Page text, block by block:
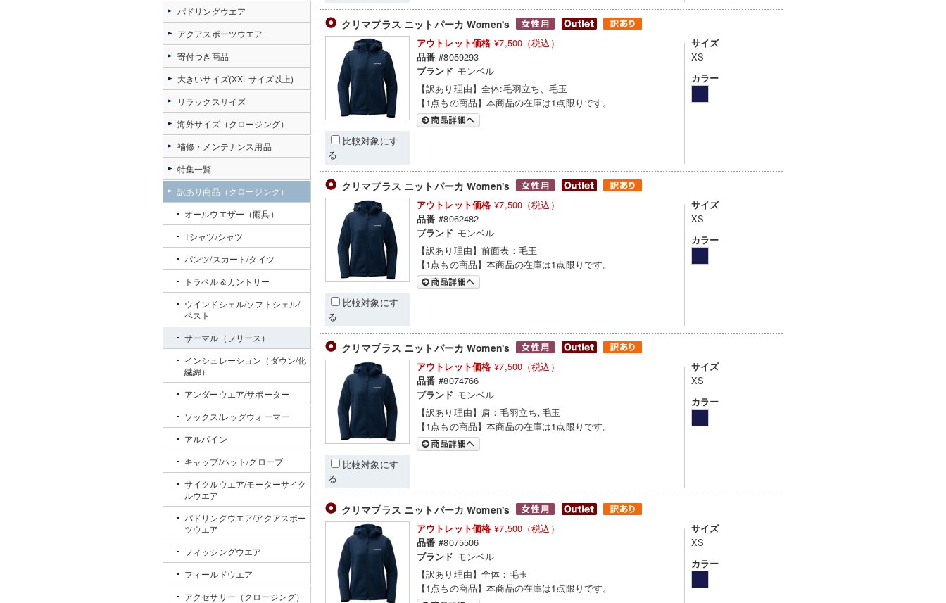
クリマプラス ニットパーカ Women's
比較対象にす
る
アウトレット価格 ¥7,500（税込）
品番 #8059293
ブランド モンベル
【訳あり理由】全体:毛羽立ち、毛玉
【1点もの商品】本商品の在庫は1点限りです。
サイズ
XS
カラー
クリマプラス ニットパーカ Women's
比較対象にす
る
アウトレット価格 ¥7,500（税込）
品番 #8062482
ブランド モンベル
【訳あり理由】前面表：毛玉
【1点もの商品】本商品の在庫は1点限りです。
サイズ
XS
カラー
クリマプラス ニットパーカ Women's
比較対象にす
る
アウトレット価格 ¥7,500（税込）
品番 #8074766
ブランド モンベル
【訳あり理由】肩：毛羽立ち､毛玉
【1点もの商品】本商品の在庫は1点限りです。
サイズ
XS
カラー
クリマプラス ニットパーカ Women's
アウトレット価格 ¥7,500（税込）
品番 #8075506
ブランド モンベル
【訳あり理由】全体：毛玉
【1点もの商品】本商品の在庫は1点限りです。
サイズ
XS
カラー
パドリングウエア
アクアスポーツウエア
寄付つき商品
大きいサイズ(XXLサイズ以上)
リラックスサイズ
海外サイズ（クロージング）
補修・メンテナンス用品
特集一覧
訳あり商品（クロージング）
オールウエザー（雨具）
Tシャツ/シャツ
パンツ/スカート/タイツ
トラベル＆カントリー
ウインドシェル/ソフトシェル/
ベスト
サーマル（フリース）
インシュレーション（ダウン/化
繊綿）
アンダーウエア/サポーター
ソックス/レッグウォーマー
アルパイン
キャップ/ハット/グローブ
サイクルウエア/モーターサイク
ルウエア
パドリングウエア/アクアスポー
ツウエア
フィッシングウエア
フィールドウエア
アクセサリー（クロージング）